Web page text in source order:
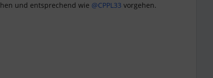
und entsprechend wie @CPPL33 vorgehen.